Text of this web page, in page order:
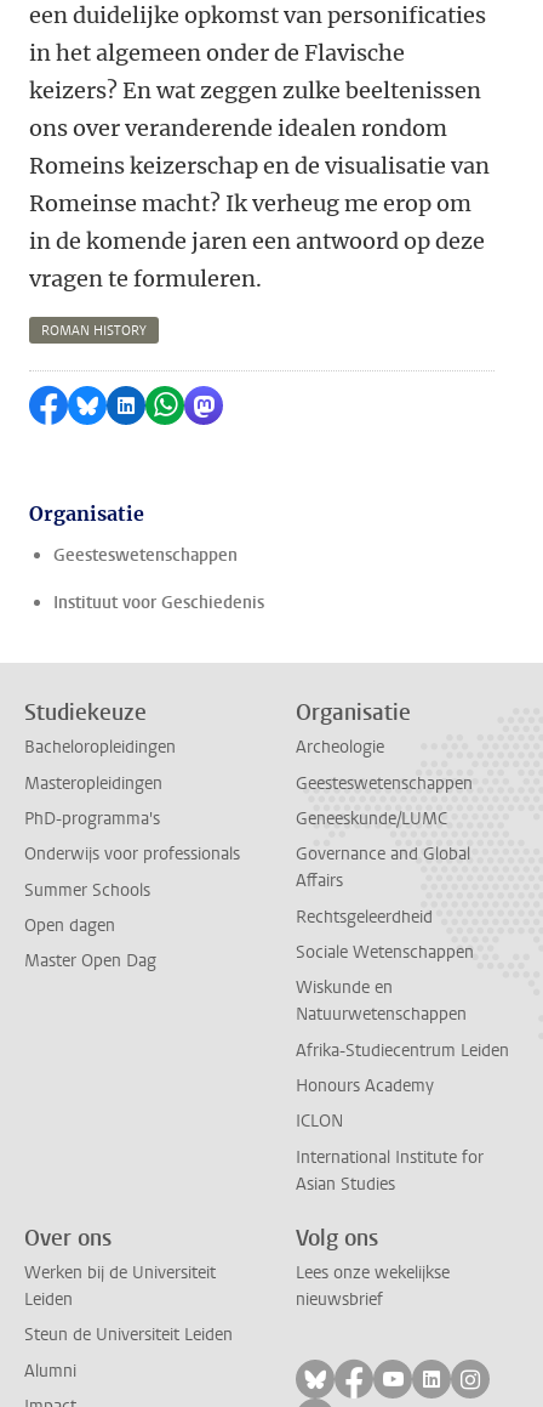
een duidelijke opkomst van personificaties
in het algemeen onder de Flavische
keizers? En wat zeggen zulke beeltenissen
ons over veranderende idealen rondom
Romeins keizerschap en de visualisatie van
Romeinse macht? Ik verheug me erop om
in de komende jaren een antwoord op deze
vragen te formuleren.
ROMAN HISTORY
Delen op Facebook
Delen via Bluesky
Delen op LinkedIn
Delen via WhatsApp
Delen via Mastodon
Organisatie
Geesteswetenschappen
Instituut voor Geschiedenis
Studiekeuze
Bacheloropleidingen
Masteropleidingen
PhD-programma's
Onderwijs voor professionals
Summer Schools
Open dagen
Master Open Dag
Organisatie
Archeologie
Geesteswetenschappen
Geneeskunde/LUMC
Governance and Global
Affairs
Rechtsgeleerdheid
Sociale Wetenschappen
Wiskunde en
Natuurwetenschappen
Afrika-Studiecentrum Leiden
Honours Academy
ICLON
International Institute for
Asian Studies
Over ons
Werken bij de Universiteit
Leiden
Steun de Universiteit Leiden
Alumni
Volg ons
Lees onze wekelijkse
nieuwsbrief
Volg ons op bluesky
Volg ons op
Volg ons op
Volg ons
Volg